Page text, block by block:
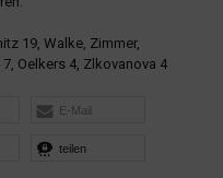
19, Walke, Zimmer,
Oelkers 4, Zlkovanova 4
E-Mail
teilen